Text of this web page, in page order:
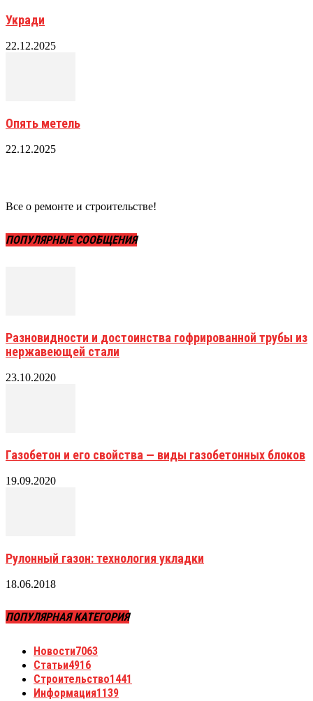
Укради
22.12.2025
Опять метель
22.12.2025
Все о ремонте и строительстве!
ПОПУЛЯРНЫЕ СООБЩЕНИЯ
Разновидности и достоинства гофрированной трубы из
нержавеющей стали
23.10.2020
Газобетон и его свойства — виды газобетонных блоков
19.09.2020
Рулонный газон: технология укладки
18.06.2018
ПОПУЛЯРНАЯ КАТЕГОРИЯ
Новости7063
Статьи4916
Строительство1441
Информация1139